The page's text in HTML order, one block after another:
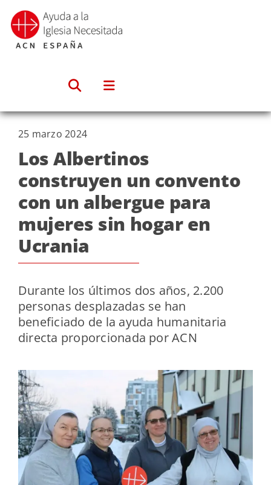
Saltar
contenido
25 marzo 2024
Los Albertinos
construyen un convento
con un albergue para
mujeres sin hogar en
Ucrania
Durante los últimos dos años, 2.200
personas desplazadas se han
beneficiado de la ayuda humanitaria
directa proporcionada por ACN